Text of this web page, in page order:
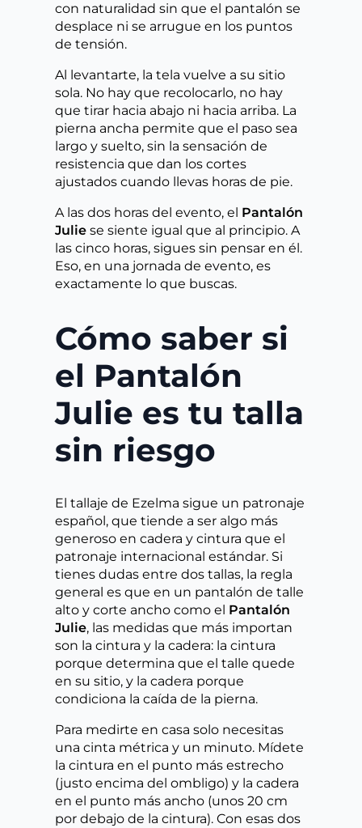
con naturalidad sin que el pantalón se
desplace ni se arrugue en los puntos
de tensión.
Al levantarte, la tela vuelve a su sitio
sola. No hay que recolocarlo, no hay
que tirar hacia abajo ni hacia arriba. La
pierna ancha permite que el paso sea
largo y suelto, sin la sensación de
resistencia que dan los cortes
ajustados cuando llevas horas de pie.
A las dos horas del evento, el Pantalón
Julie se siente igual que al principio. A
las cinco horas, sigues sin pensar en él.
Eso, en una jornada de evento, es
exactamente lo que buscas.
Cómo saber si
el Pantalón
Julie es tu talla
sin riesgo
El tallaje de Ezelma sigue un patronaje
español, que tiende a ser algo más
generoso en cadera y cintura que el
patronaje internacional estándar. Si
tienes dudas entre dos tallas, la regla
general es que en un pantalón de talle
alto y corte ancho como el Pantalón
Julie, las medidas que más importan
son la cintura y la cadera: la cintura
porque determina que el talle quede
en su sitio, y la cadera porque
condiciona la caída de la pierna.
Para medirte en casa solo necesitas
una cinta métrica y un minuto. Mídete
la cintura en el punto más estrecho
(justo encima del ombligo) y la cadera
en el punto más ancho (unos 20 cm
por debajo de la cintura). Con esas dos